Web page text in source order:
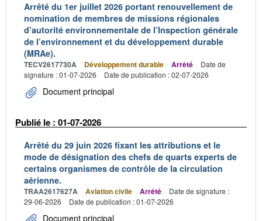
Arrêté du 1er juillet 2026 portant renouvellement de
nomination de membres de missions régionales
d’autorité environnementale de l’Inspection générale
de l’environnement et du développement durable
(MRAe).
TECV2617730A Développement durable Arrêté
Date de
signature : 01-07-2026
Date de publication : 02-07-2026
Document principal
Publié le : 01-07-2026
Arrêté du 29 juin 2026 fixant les attributions et le
mode de désignation des chefs de quarts experts de
certains organismes de contrôle de la circulation
aérienne.
TRAA2617627A Aviation civile Arrêté
Date de signature :
29-06-2026
Date de publication : 01-07-2026
Document principal